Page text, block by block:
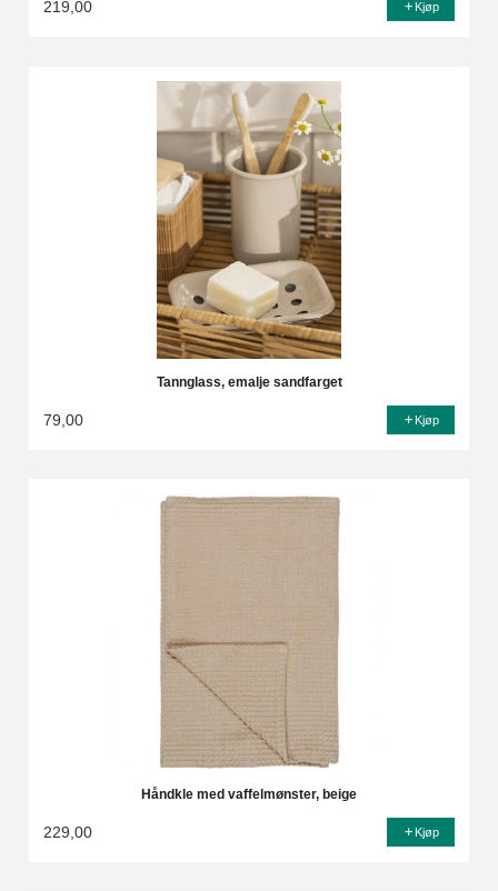
219,00 Kjøp
Tannglass, emalje sandfarget
79,00 Kjøp
Håndkle med vaffelmønster, beige
229,00 Kjøp